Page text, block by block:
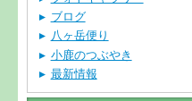
ブログ
八ヶ岳便り
小鹿のつぶやき
最新情報